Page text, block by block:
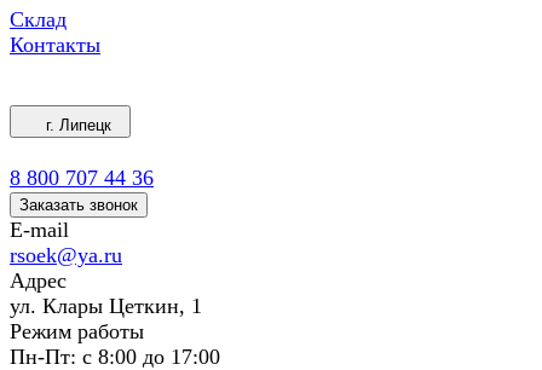
Склад
Контакты
г. Липецк
8 800 707 44 36
Заказать звонок
E-mail
rsoek@ya.ru
Адрес
ул. Клары Цеткин, 1
Режим работы
Пн-Пт: с 8:00 до 17:00